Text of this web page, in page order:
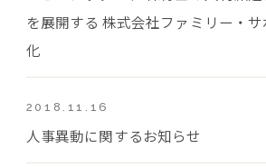
を展開する 株式会社ファミリー・
化
2018.11.16
人事異動に関するお知らせ